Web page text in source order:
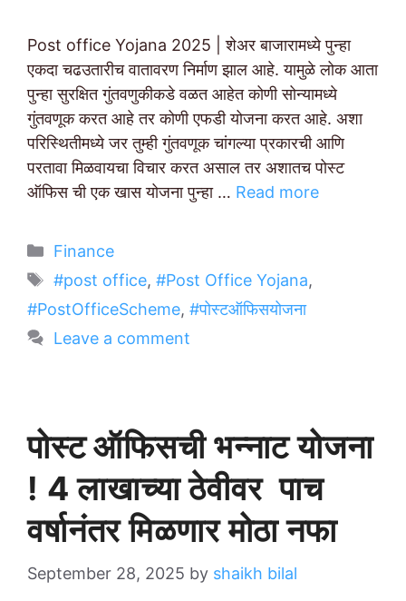
Post office Yojana 2025 | शेअर बाजारामध्ये पुन्हा
एकदा चढउतारीच वातावरण निर्माण झाल आहे. यामुळे लोक आता
पुन्हा सुरक्षित गुंतवणुकीकडे वळत आहेत कोणी सोन्यामध्ये
गुंतवणूक करत आहे तर कोणी एफडी योजना करत आहे. अशा
परिस्थितीमध्ये जर तुम्ही गुंतवणूक चांगल्या प्रकारची आणि
परतावा मिळवायचा विचार करत असाल तर अशातच पोस्ट
ऑफिस ची एक खास योजना पुन्हा … Read more
Categories
Finance
Tags
#post office, #Post Office Yojana,
#PostOfficeScheme, #पोस्टऑफिसयोजना
Leave a comment
पोस्ट ऑफिसची भन्नाट योजना
! 4 लाखाच्या ठेवीवर पाच
वर्षानंतर मिळणार मोठा नफा
September 28, 2025 by shaikh bilal